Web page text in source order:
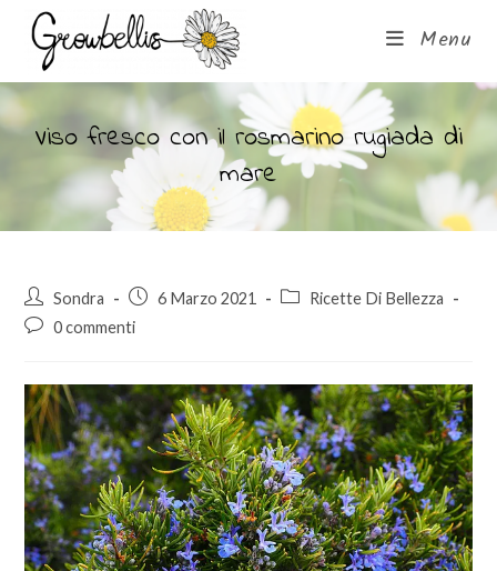
Menu
Viso fresco con il rosmarino rugiada di
mare
Sondra 6 Marzo 2021
Ricette Di Bellezza
0 commenti